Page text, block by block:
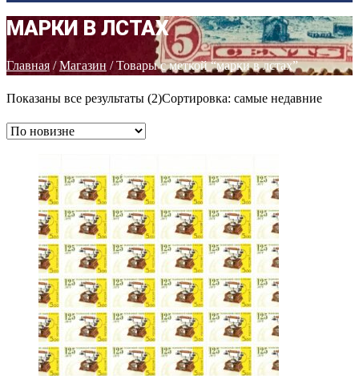
МАРКИ В ЛСТАХ
Главная /Магазин / Товары с меткой “марки в лстах”
Показаны все результаты (2)Сортировка: самые недавние